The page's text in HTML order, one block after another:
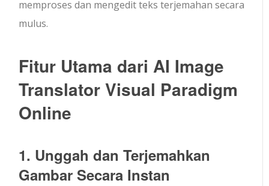
memproses dan mengedit teks terjemahan secara
mulus.
Fitur Utama dari AI Image
Translator Visual Paradigm
Online
1. Unggah dan Terjemahkan
Gambar Secara Instan